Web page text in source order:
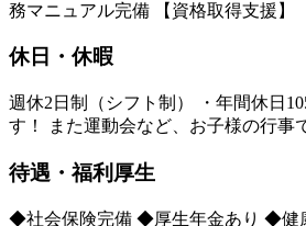
務マニュアル完備 【資格取得支援】
休日・休暇
週休2日制（シフト制） ・年間休日
す！ また運動会など、お子様の行
待遇・福利厚生
◆社会保険完備 ◆厚生年金あり ◆健